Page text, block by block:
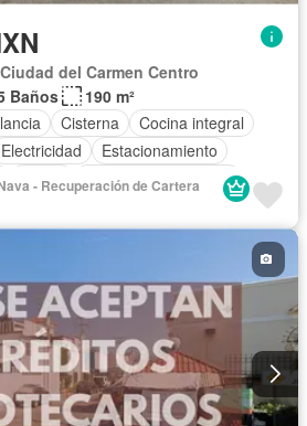
del Carmen Centro
Baños
190 m²
Cisterna
Cocina integral
Electricidad
Estacionamiento
Jardín
Recámara con closet
- Recuperación de Cartera